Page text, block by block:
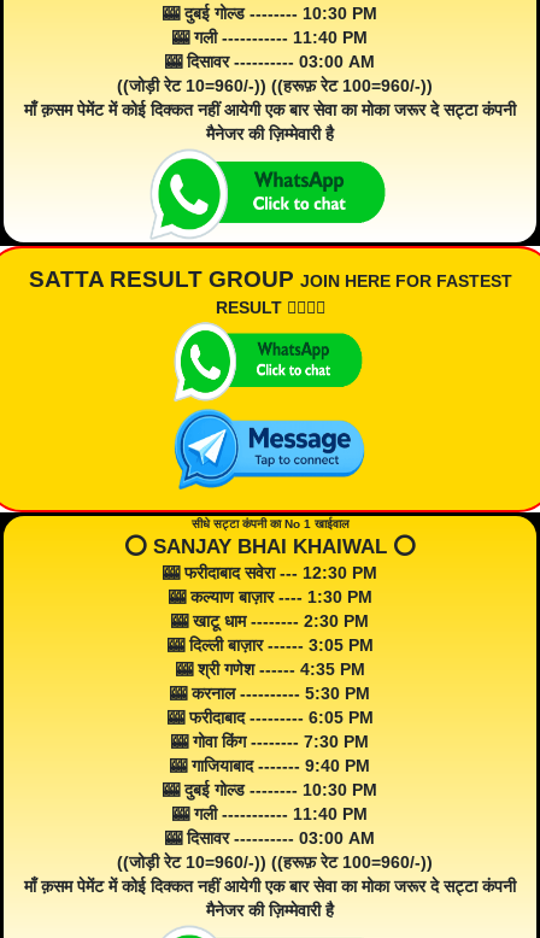
🎰 दुबई गोल्ड -------- 10:30 PM
🎰 गली ----------- 11:40 PM
🎰 दिसावर ---------- 03:00 AM
((जोड़ी रेट 10=960/-)) ((हरूफ़ रेट 100=960/-))
माँ क़सम पेमेंट में कोई दिक्कत नहीं आयेगी एक बार सेवा का मोका जरूर दे सट्टा कंपनी
मैनेजर की ज़िम्मेवारी है
SATTA RESULT GROUP JOIN HERE FOR FASTEST
RESULT 👇🏾👇🏾
सीधे सट्टा कंपनी का No 1 खाईवाल
⭕️ SANJAY BHAI KHAIWAL ⭕️
🎰 फरीदाबाद सवेरा --- 12:30 PM
🎰 कल्याण बाज़ार ---- 1:30 PM
🎰 खाटू धाम -------- 2:30 PM
🎰 दिल्ली बाज़ार ------ 3:05 PM
🎰 श्री गणेश ------ 4:35 PM
🎰 करनाल ---------- 5:30 PM
🎰 फरीदाबाद --------- 6:05 PM
🎰 गोवा किंग -------- 7:30 PM
🎰 गाजियाबाद ------- 9:40 PM
🎰 दुबई गोल्ड -------- 10:30 PM
🎰 गली ----------- 11:40 PM
🎰 दिसावर ---------- 03:00 AM
((जोड़ी रेट 10=960/-)) ((हरूफ़ रेट 100=960/-))
माँ क़सम पेमेंट में कोई दिक्कत नहीं आयेगी एक बार सेवा का मोका जरूर दे सट्टा कंपनी
मैनेजर की ज़िम्मेवारी है